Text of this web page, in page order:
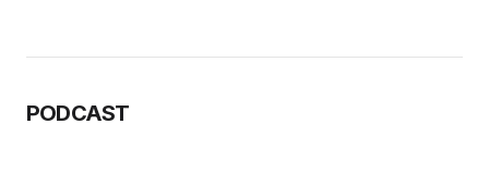
PODCAST